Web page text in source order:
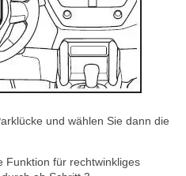
und wählen Sie dann die
Funktion für rechtwinkliges